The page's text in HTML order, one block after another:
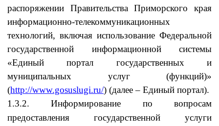
распоряжении Правительства Приморского края
информационно-телекоммуникационных
технологий, включая использование Федеральной
государственной информационной системы
«Единый портал государственных и
муниципальных услуг (функций)»
(http://www.gosuslugi.ru/) (далее – Единый портал).
1.3.2. Информирование по вопросам
предоставления государственной услуги